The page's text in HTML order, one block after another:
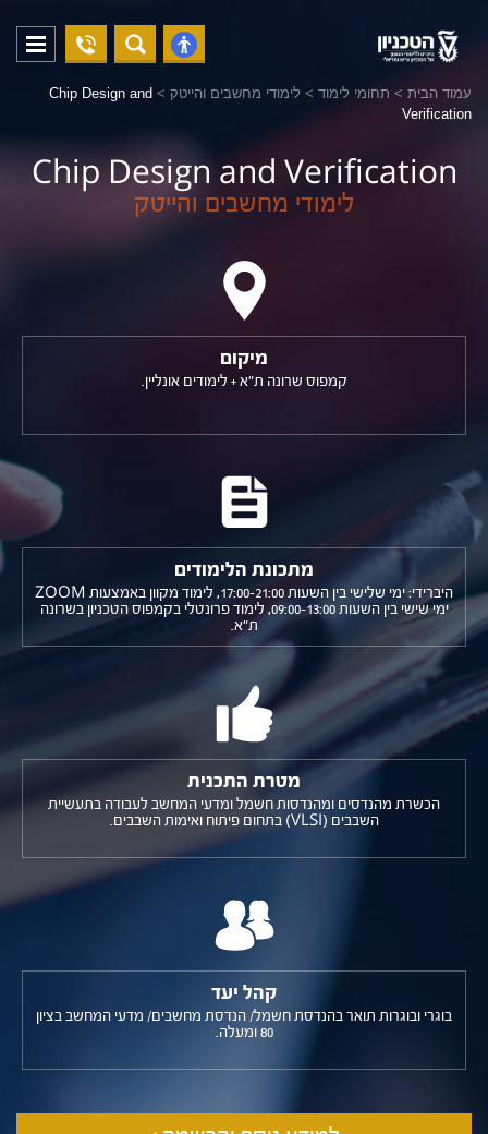
פתח
נגישות
04-
8294228
פתח
עמוד הבית > תחומי לימוד > לימודי מחשבים והייטק >
Chip Design and
Verification
Chip Design and Verification
לימודי מחשבים והייטק
מיקום
קמפוס שרונה ת"א + לימודים אונליין.
מתכונת הלימודים
היברידי:ימי שלישי בין השעות 17:00-21:00, לימוד מקוון באמצעות ZOOM
ימי שישי בין השעות 09:00-13:00, לימוד פרונטלי בקמפוס הטכניון בשרונה
ת"א.
מטרת התכנית
הכשרת מהנדסים ומהנדסות חשמל ומדעי המחשב לעבודה בתעשיית
השבבים (VLSI) בתחום פיתוח ואימות השבבים.
קהל יעד
בוגרי ובוגרות תואר בהנדסת חשמל/ הנדסת מחשבים/ מדעי המחשב בציון
80 ומעלה.